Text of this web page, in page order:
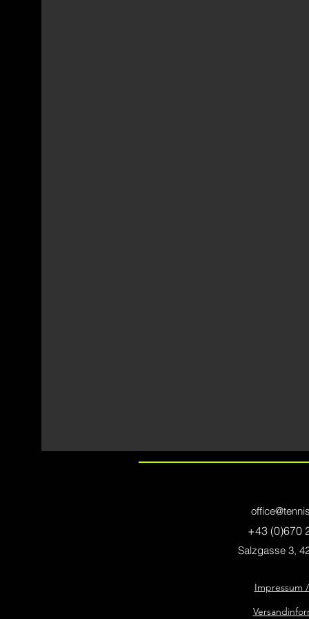
+43 (0)670
Salzgasse 3,
Impressum